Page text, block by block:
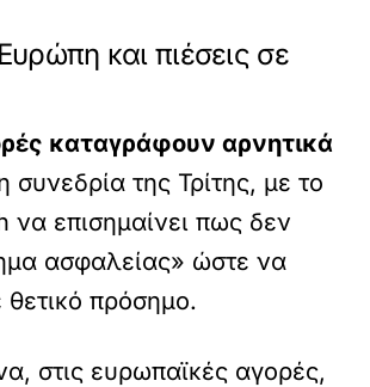
και πιέσεις σε
καταγράφουν αρνητικά
συνεδρία της Τρίτης, με το
να επισημαίνει πως δεν
ασφαλείας» ώστε να
θετικό πρόσημο.
στις ευρωπαϊκές αγορές,